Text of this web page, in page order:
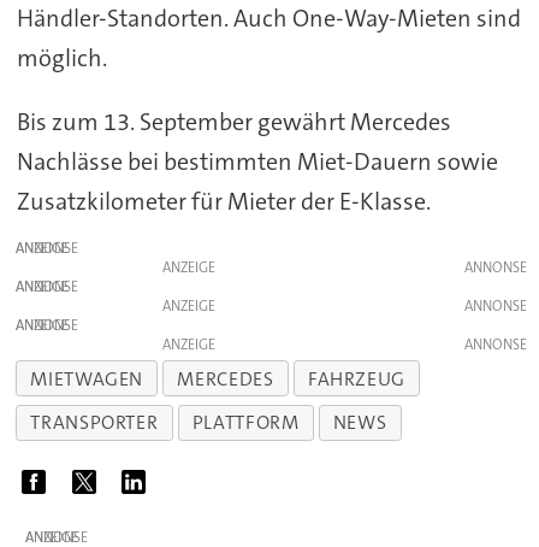
Händler-Standorten. Auch One-Way-Mieten sind
möglich.
Bis zum 13. September gewährt Mercedes
Nachlässe bei bestimmten Miet-Dauern sowie
Zusatzkilometer für Mieter der E-Klasse.
ANZEIGE
ANZEIGE
ANZEIGE
ANZEIGE
ANZEIGE
ANZEIGE
MIETWAGEN MERCEDES
FAHRZEUG
TRANSPORTER
PLATTFORM NEWS
ANZEIGE